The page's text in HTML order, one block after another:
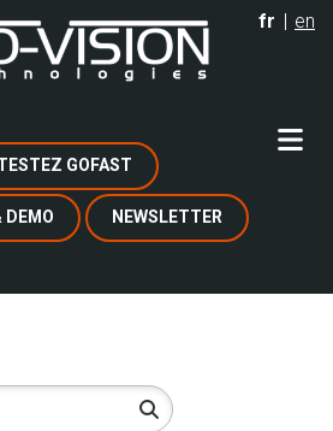
fr en
GOFAST
DEMO NEWSLETTER